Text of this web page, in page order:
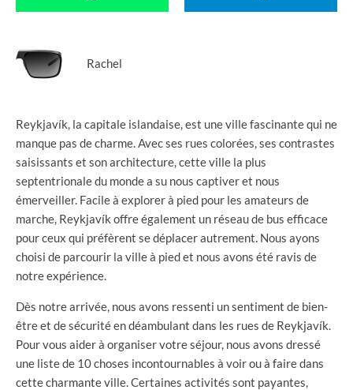
Rachel
Reykjavík, la capitale islandaise, est une ville fascinante qui ne
manque pas de charme. Avec ses rues colorées, ses contrastes
saisissants et son architecture, cette ville la plus
septentrionale du monde a su nous captiver et nous
émerveiller. Facile à explorer à pied pour les amateurs de
marche, Reykjavík offre également un réseau de bus efficace
pour ceux qui préfèrent se déplacer autrement. Nous ayons
choisi de parcourir la ville à pied et nous avons été ravis de
notre expérience.
Dès notre arrivée, nous avons ressenti un sentiment de bien-
être et de sécurité en déambulant dans les rues de Reykjavík.
Pour vous aider à organiser votre séjour, nous avons dressé
une liste de 10 choses incontournables à voir ou à faire dans
cette charmante ville. Certaines activités sont payantes,